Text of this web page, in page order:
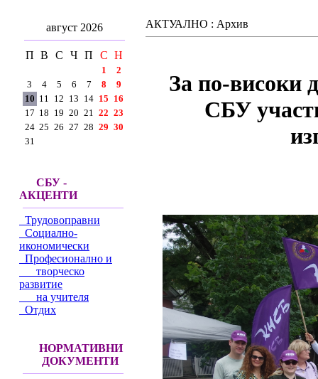
август 2026
П В С Ч П С Н
1
2
3
4 5 6 7 8
9
10 11 12 13 14 15 16
17 18 19 20 21 22 23
24 25 26 27 28 29 30
31
СБУ -
АКЦЕНТИ
Трудовоправни
Социално-
икономически
Професионално и
творческо
развитие
на учителя
Отдих
НОРМАТИВНИ
ДОКУМЕНТИ
АКТУАЛНО : Архив
За по-високи
СБУ